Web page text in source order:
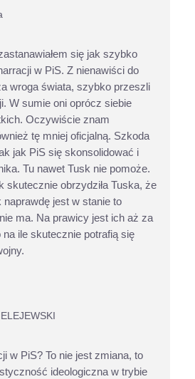
się jak szybko
w PiS. Z nienawiści do
wroga świata, szybko przeszli
W sumie oni oprócz siebie
Oczywiście znam
tę mniej oficjalną. Szkoda
jak PiS się skonsolidować i
Tu nawet Tusk nie pomoże.
skutecznie obrzydziła Tuska, że
jest w stanie to
ma. Na prawicy jest ich aż za
ile skutecznie potrafią się
w PiS? To nie jest zmiana, to
ideologiczna w trybie